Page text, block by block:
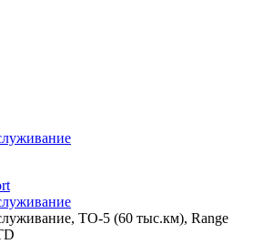
ТО-5 (60 тыс.км), Range